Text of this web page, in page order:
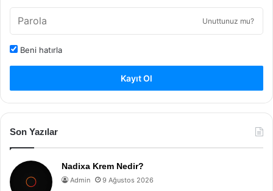
Unuttunuz mu?
Beni hatırla
Kayıt Ol
Son Yazılar
Nadixa Krem Nedir?
Admin 9 Ağustos 2026